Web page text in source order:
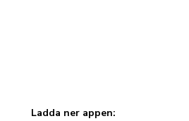
Ladda ner appen: